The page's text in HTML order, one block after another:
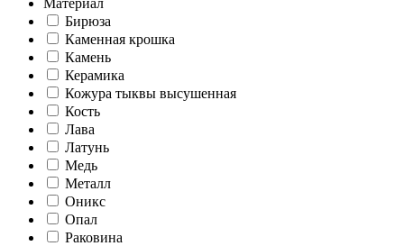
Бирюза
Каменная крошка
Камень
Керамика
Кожура тыквы высушенная
Кость
Лава
Латунь
Медь
Металл
Оникс
Опал
Раковина